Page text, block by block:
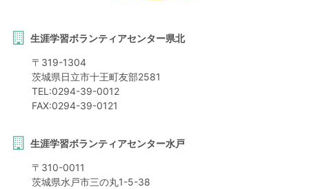
生涯学習ボランティアセンター県北
〒 319-1304
茨城県日立市十王町友部2581
TEL:0294-39-0012
FAX:0294-39-0121
生涯学習ボランティアセンター水戸
〒 310-0011
茨城県水戸市三の丸1-5-38